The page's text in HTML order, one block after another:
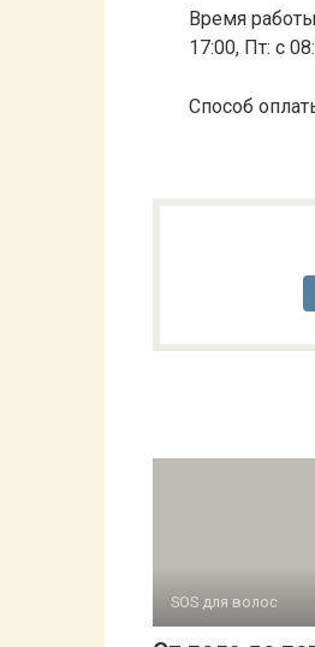
Время
17:00, Пт: с
Способ
SOS для волос